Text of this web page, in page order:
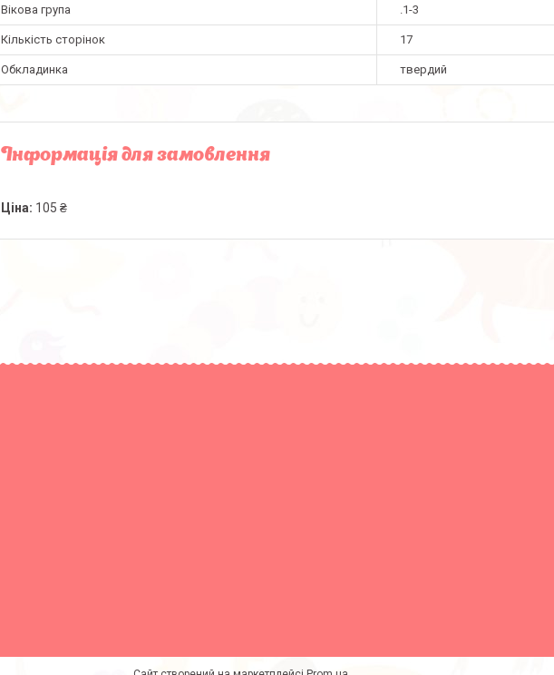
Вікова група .1-3
Кількість сторінок 17
Обкладинка твердий
Інформація для замовлення
Ціна: 105 ₴